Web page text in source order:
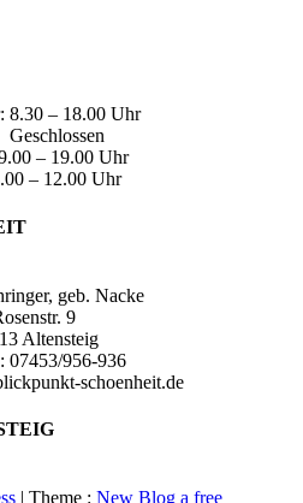
8.30 – 18.00 Uhr
– 19.00 Uhr
– 12.00 Uhr
geb. Nacke
9
Altensteig
07453/956-936
schoenheit.de
Theme : New Blog a free